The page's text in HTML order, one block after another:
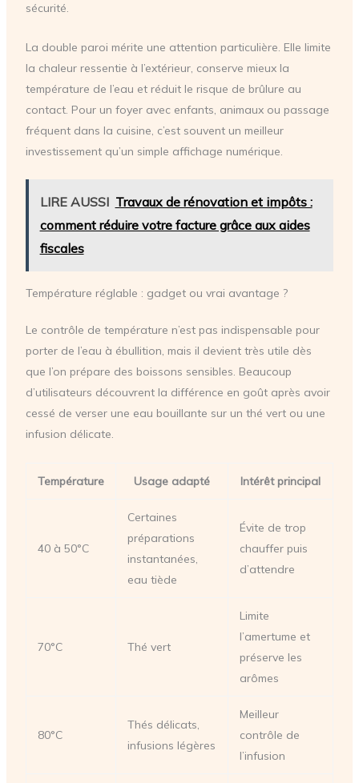
sécurité.
La double paroi mérite une attention particulière. Elle limite
la chaleur ressentie à l’extérieur, conserve mieux la
température de l’eau et réduit le risque de brûlure au
contact. Pour un foyer avec enfants, animaux ou passage
fréquent dans la cuisine, c’est souvent un meilleur
investissement qu’un simple affichage numérique.
LIRE AUSSI Travaux de rénovation et impôts :
comment réduire votre facture grâce aux aides
fiscales
Température réglable : gadget ou vrai avantage ?
Le contrôle de température n’est pas indispensable pour
porter de l’eau à ébullition, mais il devient très utile dès
que l’on prépare des boissons sensibles. Beaucoup
d’utilisateurs découvrent la différence en goût après avoir
cessé de verser une eau bouillante sur un thé vert ou une
infusion délicate.
Température Usage adapté Intérêt principal
40 à 50°C
Certaines
préparations
instantanées,
eau tiède
Évite de trop
chauffer puis
d’attendre
70°C Thé vert
Limite
l’amertume et
préserve les
arômes
80°C
Thés délicats,
infusions légères
Meilleur
contrôle de
l’infusion